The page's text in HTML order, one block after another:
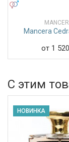
Mancera
от 1 520
С этим
НОВИНКА